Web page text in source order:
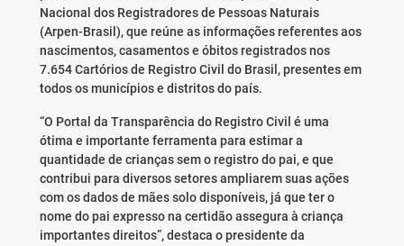
Nacional dos Registradores de Pessoas Naturais
(Arpen-Brasil), que reúne as informações referentes aos
nascimentos, casamentos e óbitos registrados nos
7.654 Cartórios de Registro Civil do Brasil, presentes em
todos os municípios e distritos do país.
“O Portal da Transparência do Registro Civil é uma
ótima e importante ferramenta para estimar a
quantidade de crianças sem o registro do pai, e que
contribui para diversos setores ampliarem suas ações
com os dados de mães solo disponíveis, já que ter o
nome do pai expresso na certidão assegura à criança
importantes direitos”, destaca o presidente da